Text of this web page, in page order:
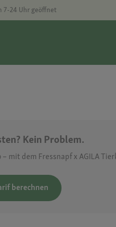
7-24 Uhr geöffnet
Kein Problem.
mit dem Fressnapf x AGILA
berechnen